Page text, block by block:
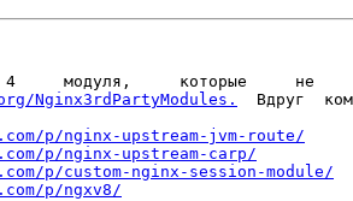
Nginx3rdPartyModules.
Вдруг
p/nginx-upstream-jvm-route/
p/nginx-upstream-carp/
p/custom-nginx-session-module/
p/ngxv8/